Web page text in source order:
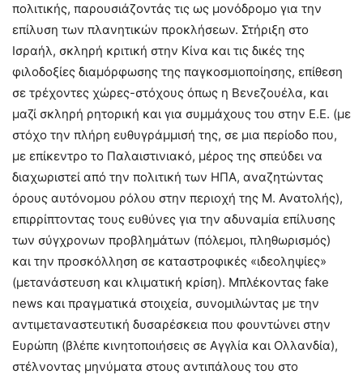
πολιτικής, παρουσιάζοντάς τις ως μονόδρομο για την
επίλυση των πλανητικών προκλήσεων. Στήριξη στο
Ισραήλ, σκληρή κριτική στην Κίνα και τις δικές της
φιλοδοξίες διαμόρφωσης της παγκοσμιοποίησης, επίθεση
σε τρέχοντες χώρες-στόχους όπως η Βενεζουέλα, και
μαζί σκληρή ρητορική και για συμμάχους του στην Ε.Ε. (με
στόχο την πλήρη ευθυγράμμισή της, σε μια περίοδο που,
με επίκεντρο το Παλαιστινιακό, μέρος της σπεύδει να
διαχωριστεί από την πολιτική των ΗΠΑ, αναζητώντας
όρους αυτόνομου ρόλου στην περιοχή της Μ. Ανατολής),
επιρρίπτοντας τους ευθύνες για την αδυναμία επίλυσης
των σύγχρονων προβλημάτων (πόλεμοι, πληθωρισμός)
και την προσκόλληση σε καταστροφικές «ιδεοληψίες»
(μετανάστευση και κλιματική κρίση). Μπλέκοντας fake
news και πραγματικά στοιχεία, συνομιλώντας με την
αντιμεταναστευτική δυσαρέσκεια που φουντώνει στην
Ευρώπη (βλέπε κινητοποιήσεις σε Αγγλία και Ολλανδία),
στέλνοντας μηνύματα στους αντιπάλους του στο